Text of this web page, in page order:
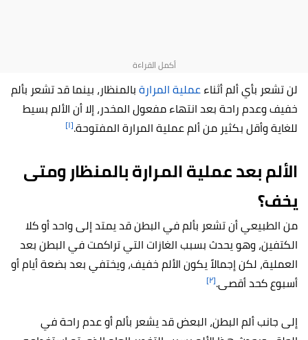
لن تشعر بأي ألم أثناءعملية المرارةبالمنظار، بينما قد تشعر بألم
خفيف وعدم راحة بعد انتهاء مفعول المخدر، إلا أن الألم بسيط
للغاية وأقل بكثير من ألم عملية المرارة المفتوحة.[١]
الألم بعد عملية المرارة بالمنظار ومتى
يخف؟
من الطبيعي أن تشعر بألم في البطن قد يمتد إلى واحد أو كلا
الكتفين، وهو يحدث بسبب الغازات التي تراكمت في البطن بعد
العملية، لكن إجمالاً يكون الألم خفيف، ويختفي بعد بضعة أيام أو
أسبوع كحد أقصى.[٢]
إلى جانب ألم البطن، البعض قد يشعر بألم أو عدم راحة في